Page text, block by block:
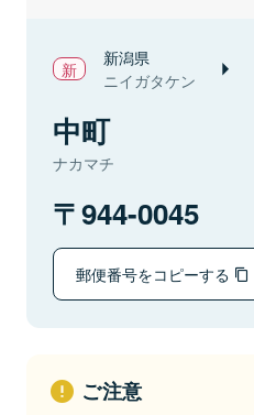
新潟県
ニイガタケン
中町
ナカマチ
944-0045
郵便番号をコピーする
ご注意